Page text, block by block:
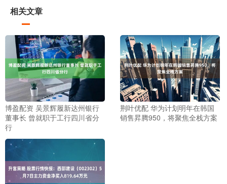
相关文章
博盈配资 吴景辉履新达州银行
董事长 曾就职于工行四川省分
行
荆叶优配 华为计划明年在韩国
销售昇腾950，将聚焦全栈方案